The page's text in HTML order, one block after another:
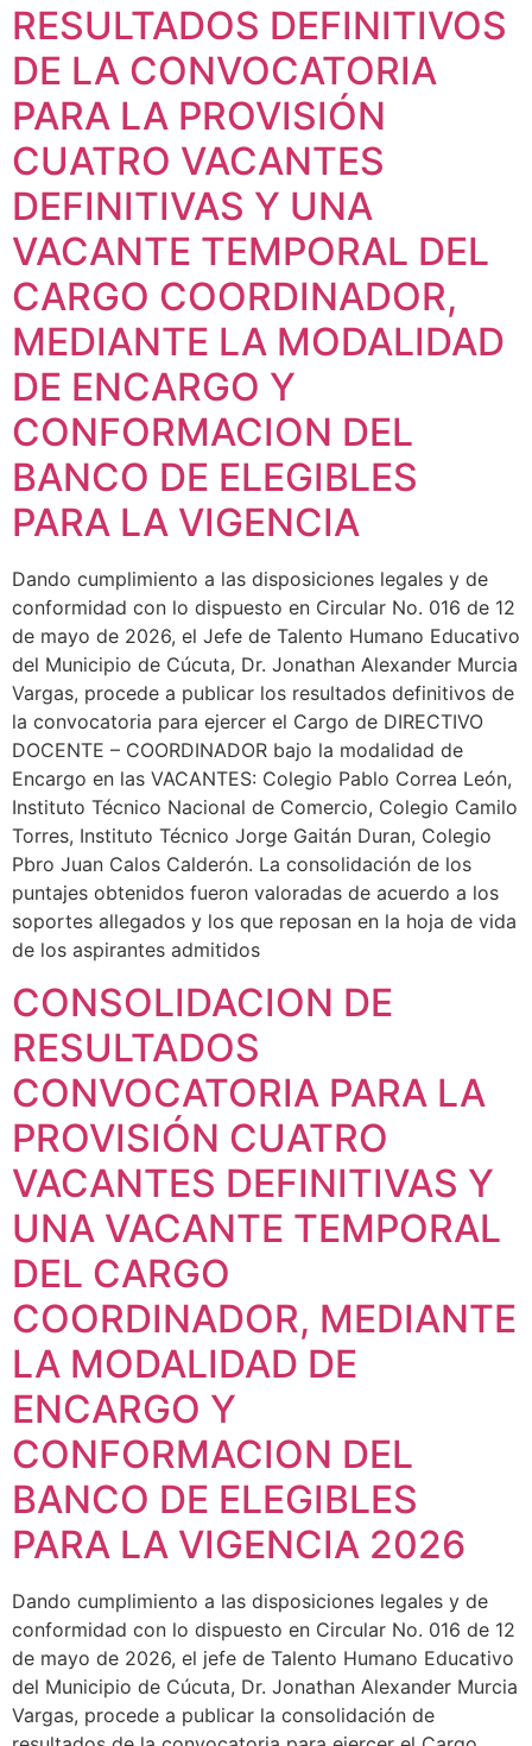
RESULTADOS DEFINITIVOS
DE LA CONVOCATORIA
PARA LA PROVISIÓN
CUATRO VACANTES
DEFINITIVAS Y UNA
VACANTE TEMPORAL DEL
CARGO COORDINADOR,
MEDIANTE LA MODALIDAD
DE ENCARGO Y
CONFORMACION DEL
BANCO DE ELEGIBLES
PARA LA VIGENCIA
Dando cumplimiento a las disposiciones legales y de
conformidad con lo dispuesto en Circular No. 016 de 12
de mayo de 2026, el Jefe de Talento Humano Educativo
del Municipio de Cúcuta, Dr. Jonathan Alexander Murcia
Vargas, procede a publicar los resultados definitivos de
la convocatoria para ejercer el Cargo de DIRECTIVO
DOCENTE – COORDINADOR bajo la modalidad de
Encargo en las VACANTES: Colegio Pablo Correa León,
Instituto Técnico Nacional de Comercio, Colegio Camilo
Torres, Instituto Técnico Jorge Gaitán Duran, Colegio
Pbro Juan Calos Calderón. La consolidación de los
puntajes obtenidos fueron valoradas de acuerdo a los
soportes allegados y los que reposan en la hoja de vida
de los aspirantes admitidos
CONSOLIDACION DE
RESULTADOS
CONVOCATORIA PARA LA
PROVISIÓN CUATRO
VACANTES DEFINITIVAS Y
UNA VACANTE TEMPORAL
DEL CARGO
COORDINADOR, MEDIANTE
LA MODALIDAD DE
ENCARGO Y
CONFORMACION DEL
BANCO DE ELEGIBLES
PARA LA VIGENCIA 2026
Dando cumplimiento a las disposiciones legales y de
conformidad con lo dispuesto en Circular No. 016 de 12
de mayo de 2026, el jefe de Talento Humano Educativo
del Municipio de Cúcuta, Dr. Jonathan Alexander Murcia
Vargas, procede a publicar la consolidación de